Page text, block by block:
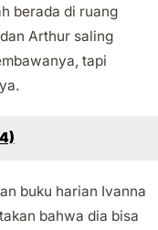
berada di ruang
Arthur saling
tapi
buku harian Ivanna
bahwa dia bisa